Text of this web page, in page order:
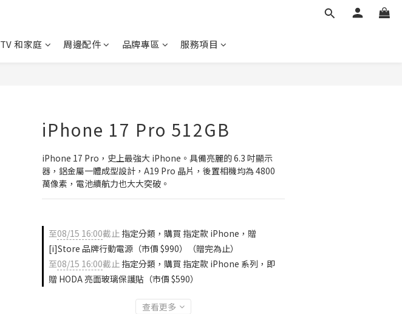
TV 和家庭 周邊配件 品牌專區 服務項目
iPhone 17 Pro 512GB
iPhone 17 Pro，史上最強大 iPhone。具備亮麗的 6.3 吋顯示
器，鋁金屬一體成型設計，A19 Pro 晶片，後置相機均為 4800
萬像素，電池續航力也大大突破。
至08/15 16:00截止 指定分類，購買 指定款 iPhone，贈
[i]Store 品牌行動電源（市價 $990）（贈完為止）
至08/15 16:00截止 指定分類，購買 指定款 iPhone 系列，即
贈 HODA 亮面玻璃保護貼（市價 $590）
查看更多